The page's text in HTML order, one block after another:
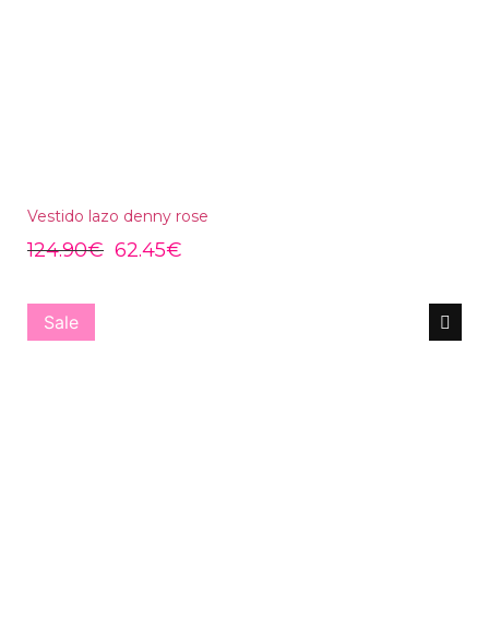
Vestido lazo denny rose
124.90€ 62.45€
Sale